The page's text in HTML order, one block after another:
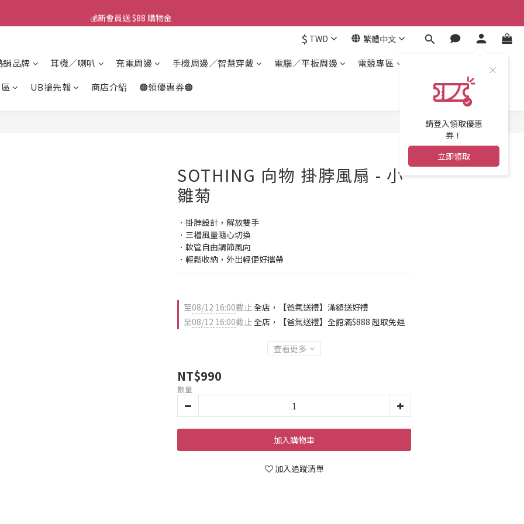
💰新會員送 $88 購物金
💰新會員送 $88 購物金
🎟️ 去領優惠券 ▶▶
💰新會員送 $88 購物金
$ TWD 繁體中文
請登入領取優惠
券！
立即領取
銷品牌 耳機／喇叭 充電周邊 手機周邊／智慧穿戴 電腦／平板周邊
電競專區
UB搶先報 商店介紹 🟠領優惠券🟠
SOTHING 向物 掛脖風扇 - 小
雛菊
．掛脖設計，解放雙手
．三檔風量隨心切換
．軟管自由調節風向
．輕鬆收納，外出輕便好攜帶
至08/12 16:00截止全店，【爸氣送禮】滿額送好禮
至08/12 16:00截止全店，【爸氣送禮】全館滿$888 超取免運
查看更多
NT$990
數量
加入購物車
加入追蹤清單